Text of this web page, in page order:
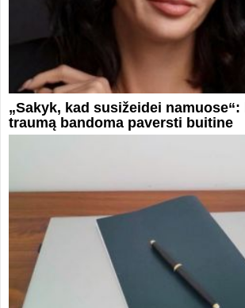
„Sakyk, kad susižeidei
traumą bandoma paversti buitine